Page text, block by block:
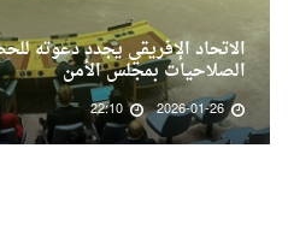
الاتحاد الإفريقي يجدد دعوته
الصلاحيات بمجلس الأمن
2026-01-26
22:10